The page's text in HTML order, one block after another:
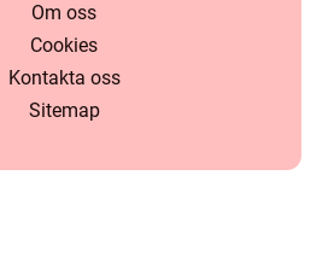
Om oss
Cookies
Kontakta oss
Sitemap